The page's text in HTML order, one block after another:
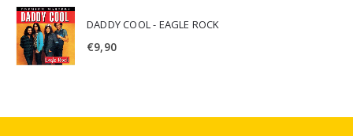
DADDY COOL - EAGLE ROCK
€9,90